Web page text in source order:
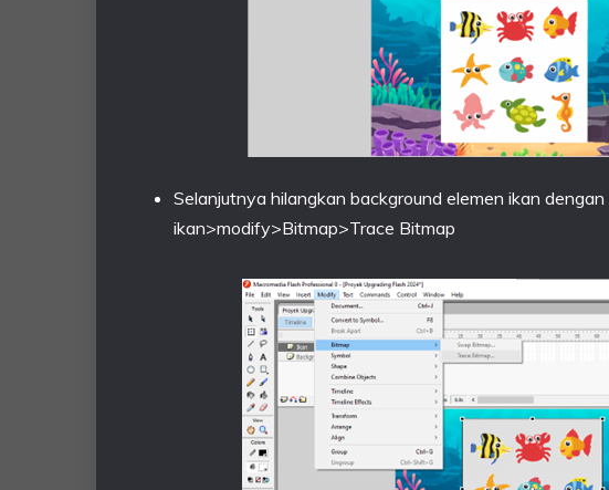
Selanjutnya hilangkan background elemen ikan dengan
ikan>modify>Bitmap>Trace Bitmap